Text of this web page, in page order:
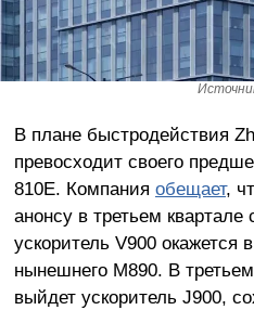
В плане быстродействия
превосходит своего
810E. Компания обещает,
анонсу в третьем
ускоритель V900 окажется
нынешнего M890. В
выйдет ускоритель J900,